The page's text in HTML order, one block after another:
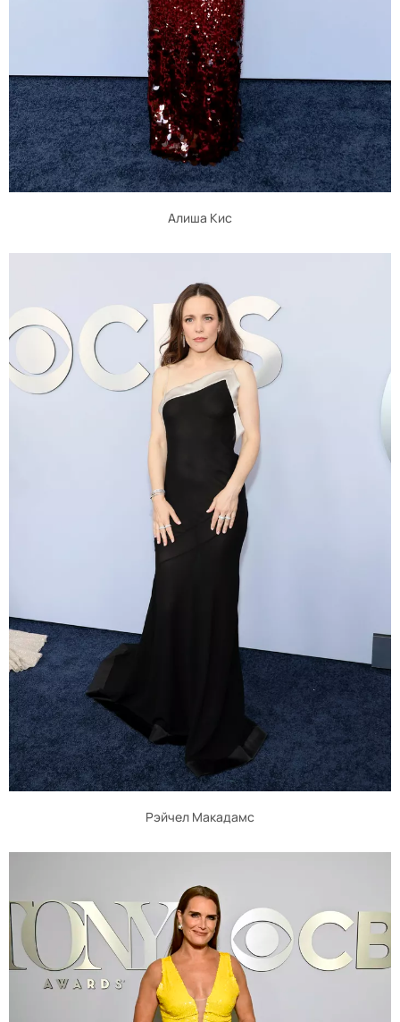
Алиша Кис
Рэйчел Макадамс